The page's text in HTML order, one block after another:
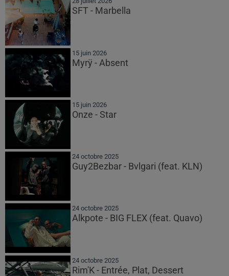
SFT - Marbella
15 juin 2026
Myrÿ - Absent
15 juin 2026
Onze - Star
24 octobre 2025
Guy2Bezbar - Bvlgari (feat. KLN)
24 octobre 2025
Alkpote - BIG FLEX (feat. Quavo)
24 octobre 2025
Rim'K - Entrée, Plat, Dessert